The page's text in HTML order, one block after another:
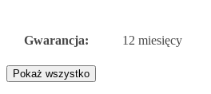
Gwarancja: 12 miesięcy
Pokaż wszystko